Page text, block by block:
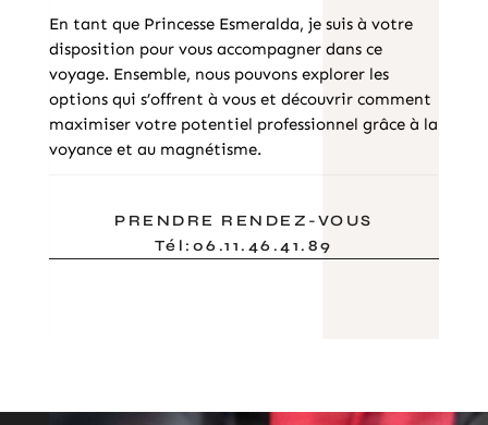
En tant que Princesse Esmeralda, je suis à votre
disposition pour vous accompagner dans ce
voyage. Ensemble, nous pouvons explorer les
options qui s’offrent à vous et découvrir comment
maximiser votre potentiel professionnel grâce à la
voyance et au magnétisme.
PRENDRE RENDEZ-VOUS
Tél:06.11.46.41.89